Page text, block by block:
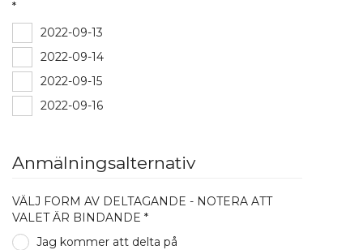
*
2022-09-13
2022-09-14
2022-09-15
2022-09-16
Anmälningsalternativ
VÄLJ FORM AV DELTAGANDE - NOTERA ATT
VALET ÄR BINDANDE *
Jag kommer att delta på